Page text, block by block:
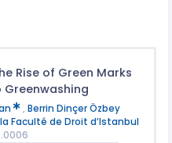
Rise of Green Marks
, Berrin Dinçer Özbey
Faculté de Droit d’Istanbul